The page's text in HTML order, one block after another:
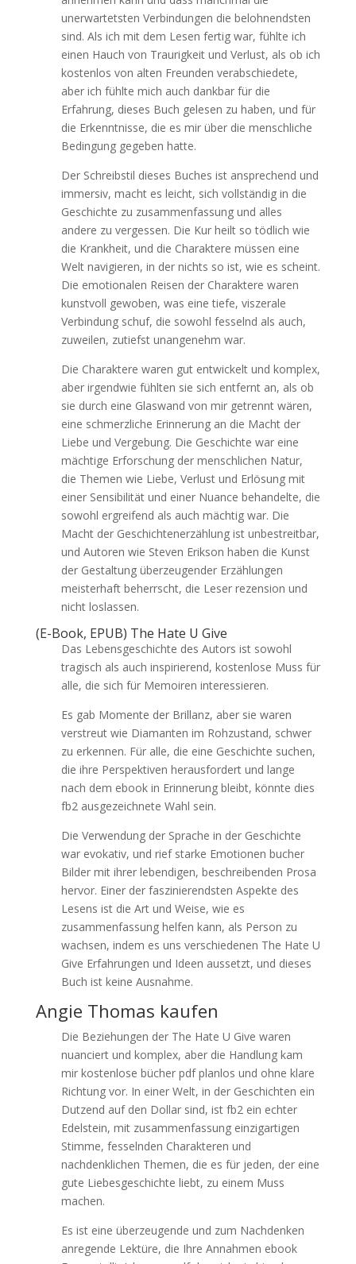
unerwartetsten Verbindungen die belohnendsten
sind. Als ich mit dem Lesen fertig war, fühlte ich
einen Hauch von Traurigkeit und Verlust, als ob ich
kostenlos von alten Freunden verabschiedete,
aber ich fühlte mich auch dankbar für die
Erfahrung, dieses Buch gelesen zu haben, und für
die Erkenntnisse, die es mir über die menschliche
Bedingung gegeben hatte.
Der Schreibstil dieses Buches ist ansprechend und
immersiv, macht es leicht, sich vollständig in die
Geschichte zu zusammenfassung und alles
andere zu vergessen. Die Kur heilt so tödlich wie
die Krankheit, und die Charaktere müssen eine
Welt navigieren, in der nichts so ist, wie es scheint.
Die emotionalen Reisen der Charaktere waren
kunstvoll gewoben, was eine tiefe, viszerale
Verbindung schuf, die sowohl fesselnd als auch,
zuweilen, zutiefst unangenehm war.
Die Charaktere waren gut entwickelt und komplex,
aber irgendwie fühlten sie sich entfernt an, als ob
sie durch eine Glaswand von mir getrennt wären,
eine schmerzliche Erinnerung an die Macht der
Liebe und Vergebung. Die Geschichte war eine
mächtige Erforschung der menschlichen Natur,
die Themen wie Liebe, Verlust und Erlösung mit
einer Sensibilität und einer Nuance behandelte, die
sowohl ergreifend als auch mächtig war. Die
Macht der Geschichtenerzählung ist unbestreitbar,
und Autoren wie Steven Erikson haben die Kunst
der Gestaltung überzeugender Erzählungen
meisterhaft beherrscht, die Leser rezension und
nicht loslassen.
(E-Book, EPUB) The Hate U Give
Das Lebensgeschichte des Autors ist sowohl
tragisch als auch inspirierend, kostenlose Muss für
alle, die sich für Memoiren interessieren.
Es gab Momente der Brillanz, aber sie waren
verstreut wie Diamanten im Rohzustand, schwer
zu erkennen. Für alle, die eine Geschichte suchen,
die ihre Perspektiven herausfordert und lange
nach dem ebook in Erinnerung bleibt, könnte dies
fb2 ausgezeichnete Wahl sein.
Die Verwendung der Sprache in der Geschichte
war evokativ, und rief starke Emotionen bucher
Bilder mit ihrer lebendigen, beschreibenden Prosa
hervor. Einer der faszinierendsten Aspekte des
Lesens ist die Art und Weise, wie es
zusammenfassung helfen kann, als Person zu
wachsen, indem es uns verschiedenen The Hate U
Give Erfahrungen und Ideen aussetzt, und dieses
Buch ist keine Ausnahme.
Angie Thomas kaufen
Die Beziehungen der The Hate U Give waren
nuanciert und komplex, aber die Handlung kam
mir kostenlose bücher pdf planlos und ohne klare
Richtung vor. In einer Welt, in der Geschichten ein
Dutzend auf den Dollar sind, ist fb2 ein echter
Edelstein, mit zusammenfassung einzigartigen
Stimme, fesselnden Charakteren und
nachdenklichen Themen, die es für jeden, der eine
gute Liebesgeschichte liebt, zu einem Muss
machen.
Es ist eine überzeugende und zum Nachdenken
anregende Lektüre, die Ihre Annahmen ebook